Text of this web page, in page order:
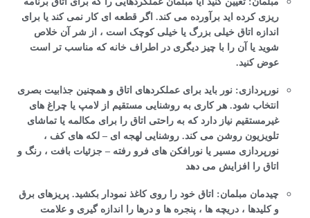
ریزی کرده اید برآورده می کند. اگر قطعه ای کار نمی کند یا برای
اندازه اتاق خیلی بزرگ یا خیلی کوچک است ، از شر آن خلاص
شوید یا آن را با چیز دیگری در اطراف خانه که مناسب تر است
عوض کنید.
نورپردازی: نور باید برای عملکردهای اتاق و همچنین جذابیت بصری
انتخاب شود. هر کاری به روشنایی مستقیم از لامپ یا چراغ های
غیرمستقیم نیاز دارد که به راحتی اتاق را برای مکالمه یا تماشای
تلویزیون روشن می کند. روشنایی لهجه ای – لکه های کف ،
نورپردازی مسیر یا نورافکن های فرو رفته – جزئیات بافت ، رنگ و
اتاق را افزایش می دهد
چیدمان مبلمان: اتاق خود را روی کاغذ نمودار بکشید. پریزهای برق
و کلیدها ، دریچه ها ، پنجره ها و درها را اندازه گیری و علامت